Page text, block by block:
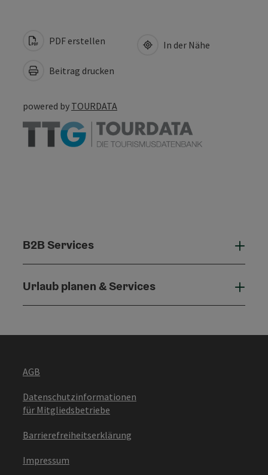
PDF erstellen
Beitrag drucken
In der Nähe
powered by TOURDATA
B2B Services
Urlaub planen & Services
AGB
Datenschutzinformationen
für Mitgliedsbetriebe
Barrierefreiheitserklärung
Impressum